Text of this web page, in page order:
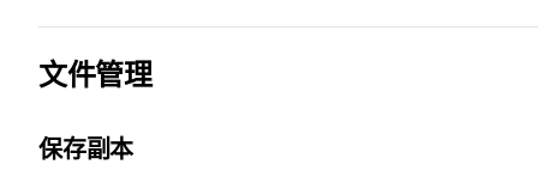
文件管理
保存副本